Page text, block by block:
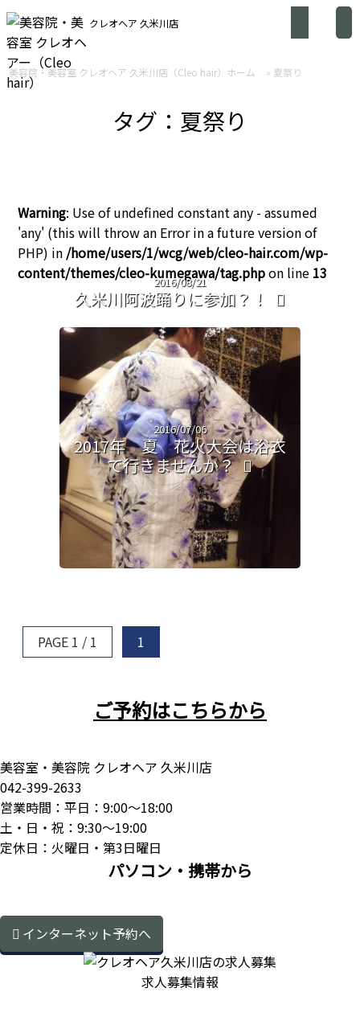
クレオヘア 久米川店
美容院・美容室 クレオヘア 久米川店（Cleo hair）ホーム » 夏祭り
タグ：夏祭り
Warning: Use of undefined constant any - assumed
'any' (this will throw an Error in a future version of
PHP) in /home/users/1/wcg/web/cleo-hair.com/wp-
content/themes/cleo-kumegawa/tag.phpon line 13
2016/08/21
久米川阿波踊りに参加？！
2016/07/06
2017年 夏 花火大会は浴衣
で行きませんか？
PAGE 1 / 1 1
ご予約はこちらから
美容室・美容院 クレオヘア 久米川店
042-399-2633
営業時間：平日：9:00～18:00
土・日・祝：9:30～19:00
定休日：火曜日・第3日曜日
パソコン・携帯から
インターネット予約へ
求人募集情報